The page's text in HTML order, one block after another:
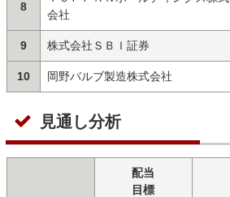
8
会社
9 株式会社ＳＢＩ証券
10 岡野バルブ製造株式会社
見通し分析
配当
目標